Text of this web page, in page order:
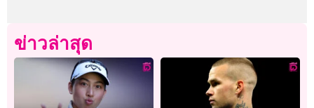
ข่าวล่าสุด